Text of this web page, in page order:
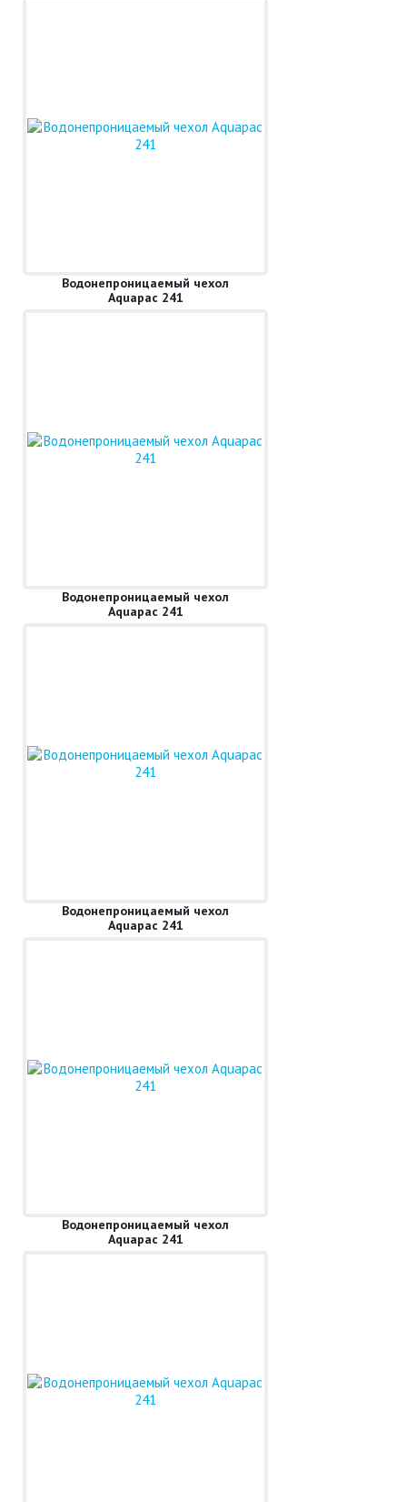
Водонепроницаемый чехол
Aquapac 241
Водонепроницаемый чехол
Aquapac 241
Водонепроницаемый чехол
Aquapac 241
Водонепроницаемый чехол
Aquapac 241